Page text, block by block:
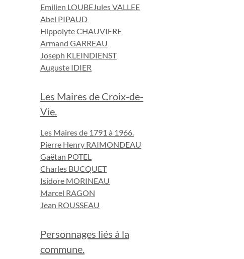
Emilien LOUBEJules VALLEE
Abel PIPAUD
Hippolyte CHAUVIERE
Armand GARREAU
Joseph KLEINDIENST
Auguste IDIER
Les Maires de Croix-de-
Vie.
Les Maires de 1791 à 1966.
Pierre Henry RAIMONDEAU
Gaëtan POTEL
Charles BUCQUET
Isidore MORINEAU
Marcel RAGON
Jean ROUSSEAU
Personnages liés à la
commune.